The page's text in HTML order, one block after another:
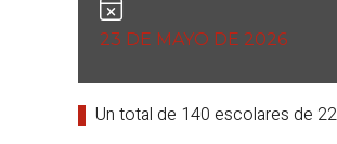
23 DE MAYO DE 2026
Un total de 140 escolares de